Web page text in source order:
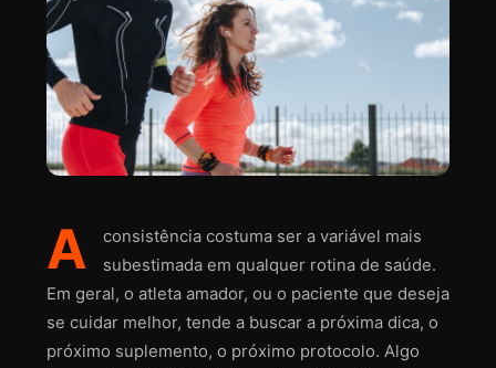
A
consistência costuma ser a variável mais
subestimada em qualquer rotina de saúde.
Em geral, o atleta amador, ou o paciente que deseja
se cuidar melhor, tende a buscar a próxima dica, o
próximo suplemento, o próximo protocolo. Algo